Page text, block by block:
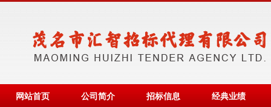
网站首页 公司简介 招标信息 经典业绩